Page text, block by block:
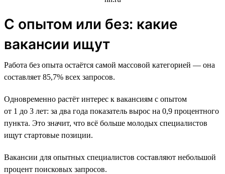
С опытом или без: какие
вакансии ищут
Работа без опыта остаётся самой массовой категорией — она
составляет 85,7% всех запросов.
Одновременно растёт интерес к вакансиям с опытом
от 1 до 3 лет: за два года показатель вырос на 0,9 процентного
пункта. Это значит, что всё больше молодых специалистов
ищут стартовые позиции.
Вакансии для опытных специалистов составляют небольшой
процент поисковых запросов.